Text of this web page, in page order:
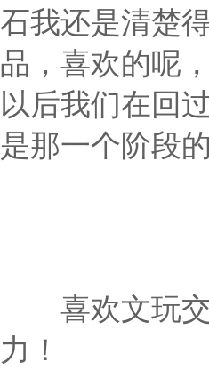
石我还是清楚
品，喜欢的呢
以后我们在回
是那一个阶段的
喜欢文玩交
力！